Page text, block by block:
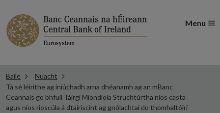
Menu
Baile
Nuacht
Tá sé léirithe ag iniúchadh arna dhéanamh ag an mBanc
Ceannais go bhfuil Táirgí Miondíola Struchtúrtha níos casta
agus níos rioscúla á dtairiscint ag gnólachtaí do thomhaltóirí